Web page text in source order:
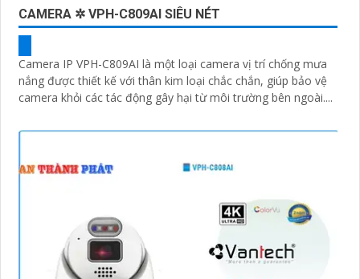
CAMERA ✲ VPH-C809AI SIÊU NÉT
Camera IP VPH-C809AI là một loại camera vị trí chống mưa
nắng được thiết kế với thân kim loại chắc chắn, giúp bảo vệ
camera khỏi các tác động gây hại từ môi trường bên ngoài....